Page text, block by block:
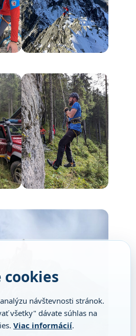
návštevnosti stránok.
všetky" dávate súhlas na
Viac informácií.